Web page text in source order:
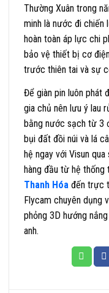
Thường Xuân trong
minh là nước đi chiến
hoàn toàn áp lực chi
bảo vệ thiết bị cơ
trước thiên tai và sự
Để giàn pin luôn phát
gia chủ nên lưu ý lau
bằng nước sạch từ 3
bụi đất đồi núi và lá
hệ ngay với Visun
hàng đầu từ hệ thống
Thanh Hóa đến trực
Flycam chuyên dụng
phỏng 3D hướng
anh.